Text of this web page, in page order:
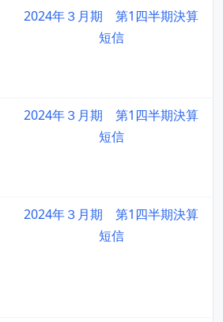
2024年３月期 第1四半期決算
短信
2024年３月期 第1四半期決算
短信
2024年３月期 第1四半期決算
短信